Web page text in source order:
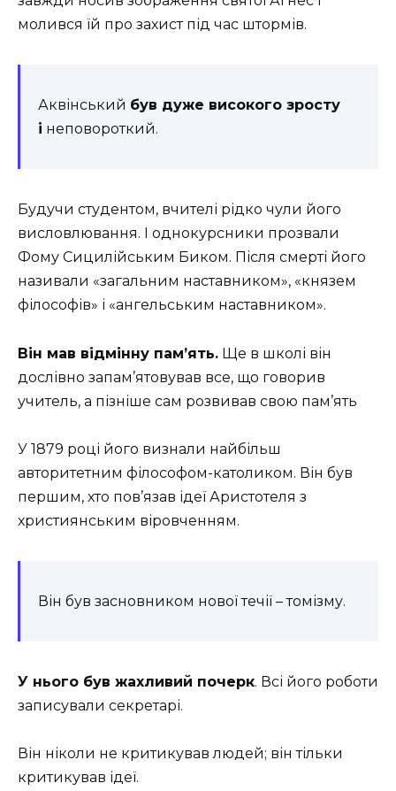
молився їй про захист під час штормів.
Аквінський був дуже високого зросту
і неповороткий.
Будучи студентом, вчителі рідко чули його
висловлювання. І однокурсники прозвали
Фому Сицилійським Биком. Після смерті його
називали «загальним наставником», «князем
філософів» і «ангельським наставником».
Він мав відмінну пам’ять. Ще в школі він
дослівно запам’ятовував все, що говорив
учитель, а пізніше сам розвивав свою пам’ять
У 1879 році його визнали найбільш
авторитетним філософом-католиком. Він був
першим, хто пов’язав ідеї Аристотеля з
християнським віровченням.
Він був засновником нової течії – томізму.
У нього був жахливий почерк. Всі його роботи
записували секретарі.
Він ніколи не критикував людей; він тільки
критикував ідеї.